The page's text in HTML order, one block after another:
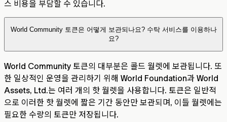
스 비용을 부담할 수 있습니다.
World Community 토큰은 어떻게 보관되나요? 수탁 서비스를 이용하나
요?
World Community 토큰의 대부분은 콜드 월렛에 보관됩니다. 또
한 일상적인 운영을 관리하기 위해 World Foundation과 World
Assets, Ltd.는 여러 개의 핫 월렛을 사용합니다. 토큰은 일반적
으로 이러한 핫 월렛에 짧은 기간 동안만 보관되며, 이들 월렛에는
필요한 수량의 토큰만 저장됩니다.